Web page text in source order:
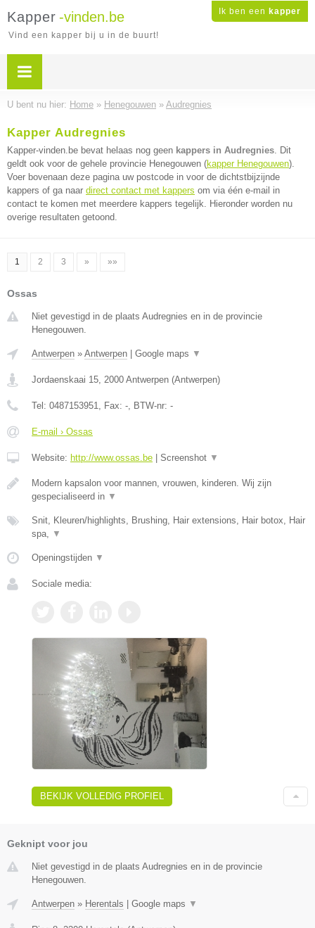
Ik ben een kapper
Kapper -vinden.be
Vind een kapper bij u in de buurt!
U bent nu hier: Home » Henegouwen » Audregnies
Kapper Audregnies
Kapper-vinden.be bevat helaas nog geen kappers in Audregnies. Dit
geldt ook voor de gehele provincie Henegouwen (kapper Henegouwen).
Voer bovenaan deze pagina uw postcode in voor de dichtstbijzijnde
kappers of ga naar direct contact met kappers om via één e-mail in
contact te komen met meerdere kappers tegelijk. Hieronder worden nu
overige resultaten getoond.
1 2 3 » »»
Ossas
Niet gevestigd in de plaats Audregnies en in de provincie
Henegouwen.
Antwerpen » Antwerpen Google maps ▼
Jordaenskaai 15, 2000 Antwerpen (Antwerpen)
Tel: 0487153951, Fax: -, BTW-nr: -
E-mail › Ossas
Website: http://www.ossas.be Screenshot ▼
Modern kapsalon voor mannen, vrouwen, kinderen. Wij zijn
gespecialiseerd in ▼
Snit, Kleuren/highlights, Brushing, Hair extensions, Hair botox, Hair
spa, ▼
Openingstijden ▼
Sociale media:
BEKIJK VOLLEDIG PROFIEL
Geknipt voor jou
Niet gevestigd in de plaats Audregnies en in de provincie
Henegouwen.
Antwerpen » Herentals | Google maps ▼